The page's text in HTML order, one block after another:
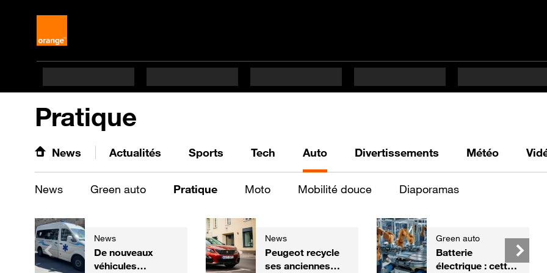
Pratique
News Actualités Sports Tech Auto Divertissements Météo
News Green auto Pratique Moto Mobilité douce Diaporamas
News
De nouveaux
véhicules
News
Peugeot recycle
ses anciennes
Green auto
Batterie
électrique : cette